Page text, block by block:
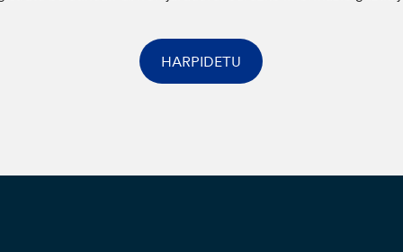
HARPIDETU